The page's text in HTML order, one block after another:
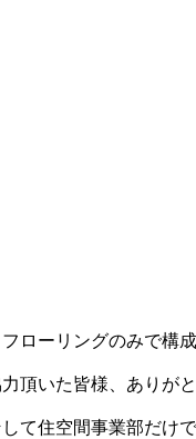
ローリングのみで構
頂いた皆様、ありが
て住空間事業部だ